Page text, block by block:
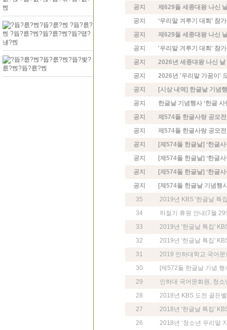
공지
제629돌 세종대왕 나신
공지
‘우리말 겨루기 대회’ 참
공지
제629돌 세종대왕 나신
공지
'우리말 겨루기 대회' 참
공지
2026년 세종대왕 나신
공지
2026년 '우리말 가꿈이'
공지
[시상 내역] 한글날 기념
공지
한글날 기념행사 ‘한글 사
공지
제574돌 한글사랑 공모
공지
제574돌 한글사랑 공모
공지
[제574돌 한글날] ‘한글
공지
[제574돌 한글날] ‘한글
공지
[제574돌 한글날] ‘한글
공지
[제574돌 한글날 기념행
35
2019년 KBS '한글날 특
34
하절기 휴원 안내(7월
33
2019년 '한글날 특집'
32
2019년 '한글날 특집'
31
2019 인하대학교 국어
30
[제572돌 한글날 기념 행
29
인하대 국어문화원, 청
28
2018년 KBS 도전 골든
27
2018년 '한글날 특집'
26
2018년 ‘청소년 우리말